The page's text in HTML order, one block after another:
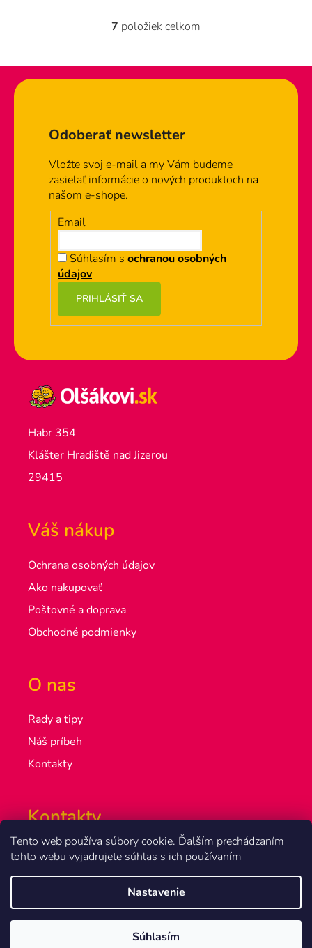
Tento web používa súbory cookie. Ďalším prechádzaním
tohto webu vyjadrujete súhlas s ich používaním
Nastavenie
Súhlasím
O
l
á
i
p
r
k
y
v
ý
p
s
u
7 položiek celkom
Odoberať newsletter
Vložte svoj e-mail a my Vám budeme
zasielať informácie o nových produktoch na
našom e-shope.
Email
Súhlasím s ochranou osobných
údajov
PRIHLÁSIŤ SA
Habr 354
Klášter Hradiště nad Jizerou
29415
Váš nákup
Ochrana osobných údajov
Ako nakupovať
Poštovné a doprava
Obchodné podmienky
O nas
Rady a tipy
Náš príbeh
Kontakty
Kontakty
info@olsakovi.sk
+420 777 851 918
Vytvoril Shoptet